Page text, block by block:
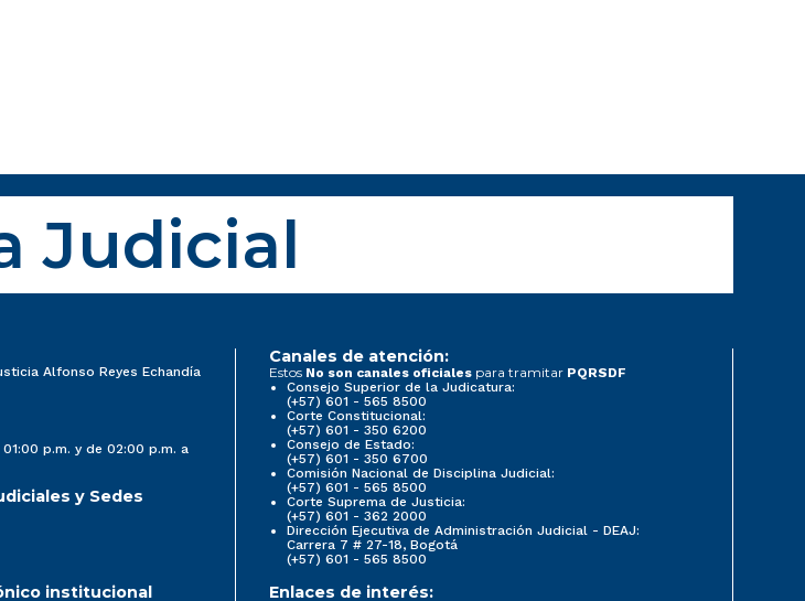
Judicial
Alfonso Reyes Echandía
p.m. y de 02:00 p.m. a
y Sedes
Canales de atención:
Estos No son canales oficiales para tramitar PQRSDF
Consejo Superior de la Judicatura:
(+57) 601 - 565 8500
Corte Constitucional:
(+57) 601 - 350 6200
Consejo de Estado:
(+57) 601 - 350 6700
Comisión Nacional de Disciplina Judicial:
(+57) 601 - 565 8500
Corte Suprema de Justicia:
(+57) 601 - 362 2000
Dirección Ejecutiva de Administración Judicial - DEAJ:
Carrera 7 # 27-18, Bogotá
(+57) 601 - 565 8500
institucional Enlaces de interés: